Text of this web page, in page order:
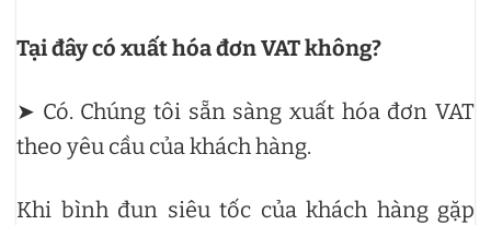
Tại đây có xuất hóa đơn VAT không?
➤ Có. Chúng tôi sẵn sàng xuất hóa đơn VAT
theo yêu cầu của khách hàng.
Khi bình đun siêu tốc của khách hàng gặp